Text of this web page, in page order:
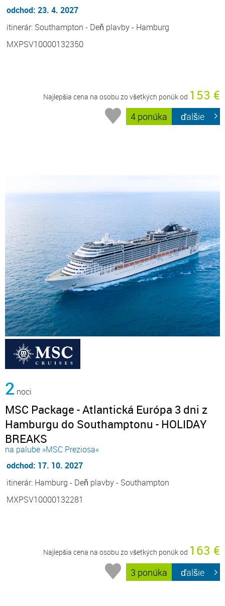
odchod: 23. 4. 2027
itinerár: Southampton - Deň plavby - Hamburg
MXPSV10000132350
Najlepšia cena na osobu zo všetkých ponúk od 153 €
4 ponúka ďalšie
2 noci
MSC Package - Atlantická Európa 3 dni z
Hamburgu do Southamptonu - HOLIDAY
BREAKS
na palube »MSC Preziosa«
odchod: 17. 10. 2027
itinerár: Hamburg - Deň plavby - Southampton
MXPSV10000132281
Najlepšia cena na osobu zo všetkých ponúk od 163 €
3 ponúka ďalšie